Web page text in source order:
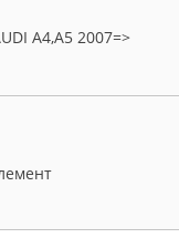
A4,A5 2007=>